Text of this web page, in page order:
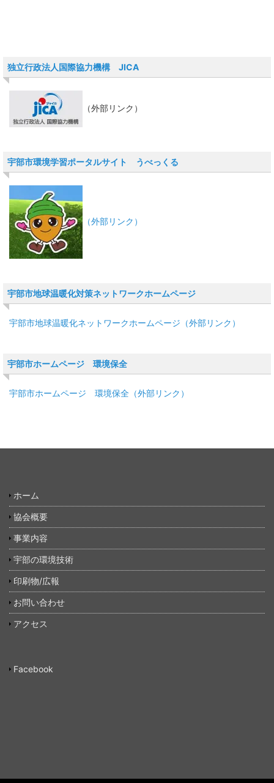
独立行政法人国際協力機構 JICA
（外部リンク）
宇部市環境学習ポータルサイト うべっくる
（外部リンク）
宇部市地球温暖化対策ネットワークホームページ
宇部市地球温暖化ネットワークホームページ（外部リンク）
宇部市ホームページ 環境保全
宇部市ホームページ 環境保全（外部リンク）
ホーム
協会概要
事業内容
宇部の環境技術
印刷物/広報
お問い合わせ
アクセス
Facebook